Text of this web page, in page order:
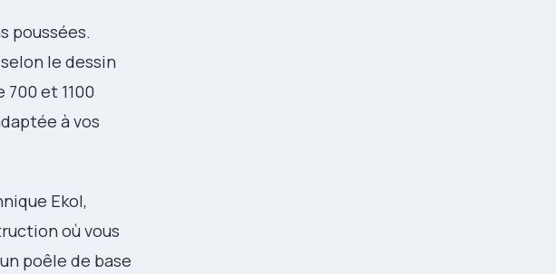
poussées.
le dessin
et 1100
à vos
Ekol,
où vous
poêle de base